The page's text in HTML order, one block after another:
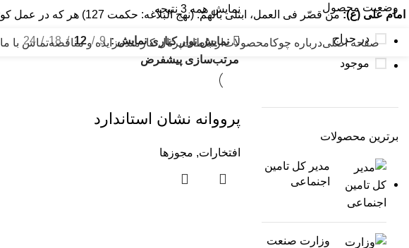
امام علی (ع):من قصّر فی العمل، ابتلی بالهمّ. (نهج البلاغه: حکمت 127) هر که در عمل کوتاهی کند، به اندوه گرفتار آید.
صفحه اصلیدرباره چوکامحصولاتارتباطاتپرتال کارمندمزایده و مناقصهتماس با ما
وضعیت محصول
در حراج
موجود
برترین محصولات
مدیر کل تامین
اجنماعی
وزارت صنعت
نمایش همه 3 نتیجه
نمایش نوار کناری نمایش 9
12
18
24
پرووانه نشان استاندارد
افتخارات, مجوزها